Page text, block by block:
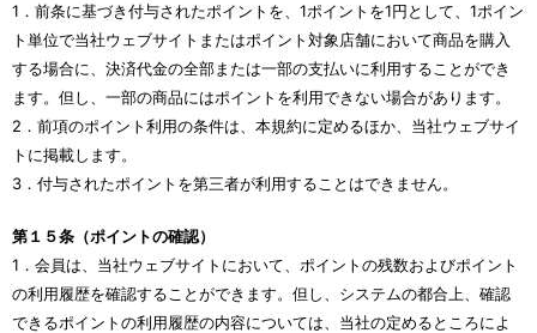
1．前条に基づき付与されたポイントを、1ポイントを1円として、1ポイン
ト単位で当社ウェブサイトまたはポイント対象店舗において商品を購入
する場合に、決済代金の全部または一部の支払いに利用することができ
ます。但し、一部の商品にはポイントを利用できない場合があります。
2．前項のポイント利用の条件は、本規約に定めるほか、当社ウェブサイ
トに掲載します。
3．付与されたポイントを第三者が利用することはできません。
第１５条（ポイントの確認）
1．会員は、当社ウェブサイトにおいて、ポイントの残数およびポイント
の利用履歴を確認することができます。但し、システムの都合上、確認
できるポイントの利用履歴の内容については、当社の定めるところによ